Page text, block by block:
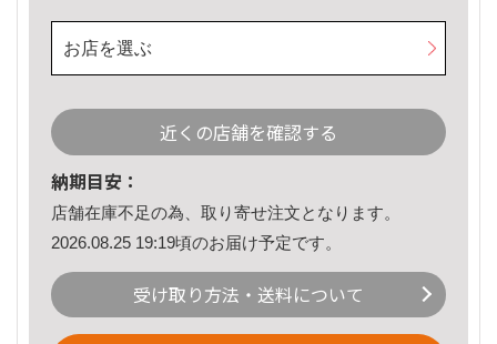
お店を選ぶ
近くの店舗を確認する
納期目安：
店舗在庫不足の為、取り寄せ注文となります。
2026.08.25 19:19頃のお届け予定です。
受け取り方法・送料について